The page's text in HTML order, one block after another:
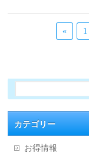
« 1
カテゴリー
お得情報